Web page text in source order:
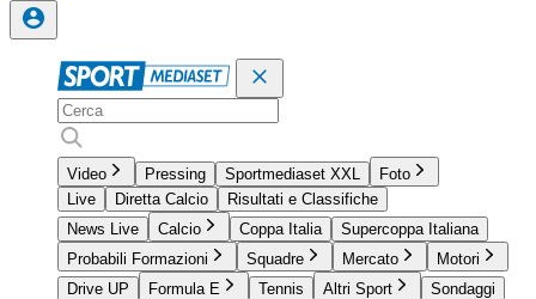
Video Pressing Sportmediaset XXL
Foto
Live
Diretta Calcio
Risultati e Classifiche
News Live
Calcio Coppa Italia
Supercoppa Italiana
Probabili Formazioni
Squadre Mercato
Motori
Drive UP
Formula E Tennis Altri Sport
Sondaggi